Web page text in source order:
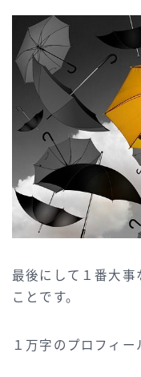
最後にして１番大事
ことです。
１万字のプロフィー